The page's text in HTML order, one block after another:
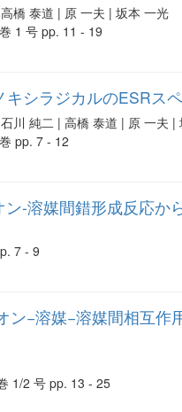
橋 泰道 | 原 一夫 | 坂本 一光
1 号 pp. 11 - 19
シラジカルのESRス
川 純二 | 高橋 泰道 | 原 一夫 |
pp. 7 - 12
-溶媒間錯形成反応か
7 - 9
−溶媒−溶媒間相互
1/2 号 pp. 13 - 25